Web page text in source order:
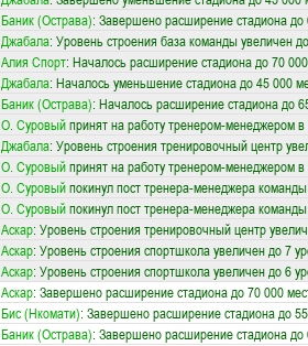
Баник (Острава): Завершено расширение стадиона до
Джабала: Уровень строения база команды увеличен
Алия Спорт: Началось расширение стадиона до 70
Джабала: Началось уменьшение стадиона до 45 000
Баник (Острава): Началось расширение стадиона до
О. Суровыйпринят на работу тренером-менеджером
Джабала: Уровень строения тренировочный центр
О. Суровыйпринят на работу тренером-менеджером
О. Суровыйпокинул пост тренера-менеджера
О. Суровыйпокинул пост тренера-менеджера
Аскар: Уровень строения тренировочный центр
Аскар: Уровень строения спортшкола увеличен до 7
Аскар: Уровень строения спортшкола увеличен до 6
Аскар: Завершено расширение стадиона до 70 000
Бис (Нкомати): Завершено расширение стадиона до
Баник (Острава): Завершено расширение стадиона до